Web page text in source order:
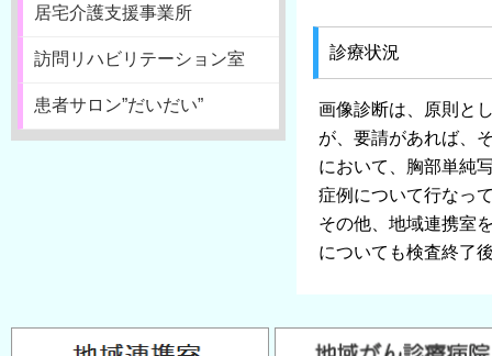
居宅介護支援事業所
訪問リハビリテーション室
患者サロン”だいだい”
診療状況
画像診断は、原則と
が、要請があれば、
において、胸部単純
症例について行なっ
その他、地域連携室
についても検査終了